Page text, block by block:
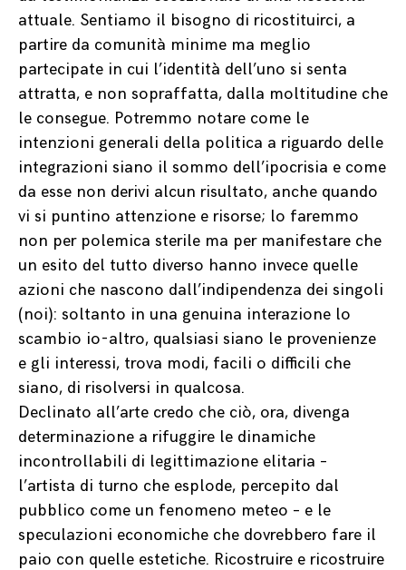
attuale. Sentiamo il bisogno di ricostituirci, a
partire da comunità minime ma meglio
partecipate in cui l’identità dell’uno si senta
attratta, e non sopraffatta, dalla moltitudine che
le consegue. Potremmo notare come le
intenzioni generali della politica a riguardo delle
integrazioni siano il sommo dell’ipocrisia e come
da esse non derivi alcun risultato, anche quando
vi si puntino attenzione e risorse; lo faremmo
non per polemica sterile ma per manifestare che
un esito del tutto diverso hanno invece quelle
azioni che nascono dall’indipendenza dei singoli
(noi): soltanto in una genuina interazione lo
scambio io-altro, qualsiasi siano le provenienze
e gli interessi, trova modi, facili o difficili che
siano, di risolversi in qualcosa.
Declinato all’arte credo che ciò, ora, divenga
determinazione a rifuggire le dinamiche
incontrollabili di legittimazione elitaria –
l’artista di turno che esplode, percepito dal
pubblico come un fenomeno meteo – e le
speculazioni economiche che dovrebbero fare il
paio con quelle estetiche. Ricostruire e ricostruire